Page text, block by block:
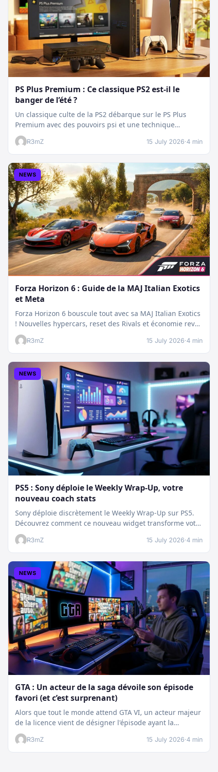
PS Plus Premium : Ce classique PS2 est-il le
banger de l’été ?
Un classique culte de la PS2 débarque sur le PS Plus
Premium avec des pouvoirs psi et une technique
boostée.…
R3mZ 15 July 2026·4 min
NEWS
Forza Horizon 6 : Guide de la MAJ Italian Exotics
et Meta
Forza Horizon 6 bouscule tout avec sa MAJ Italian Exotics
! Nouvelles hypercars, reset des Rivals et économie revue
:…
R3mZ 15 July 2026·4 min
NEWS
PS5 : Sony déploie le Weekly Wrap-Up, votre
nouveau coach stats
Sony déploie discrètement le Weekly Wrap-Up sur PS5.
Découvrez comment ce nouveau widget transforme votre
dashboard et booste votre suivi…
R3mZ 15 July 2026·4 min
NEWS
GTA : Un acteur de la saga dévoile son épisode
favori (et c’est surprenant)
Alors que tout le monde attend GTA VI, un acteur majeur
de la licence vient de désigner l'épisode ayant la…
R3mZ 15 July 2026·4 min